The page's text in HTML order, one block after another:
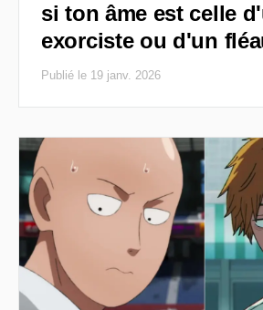
si ton âme est celle
exorciste ou d'un
Publié le 19 janv. 2026